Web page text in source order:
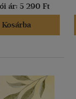
ár: 5 290 Ft
Kosárba